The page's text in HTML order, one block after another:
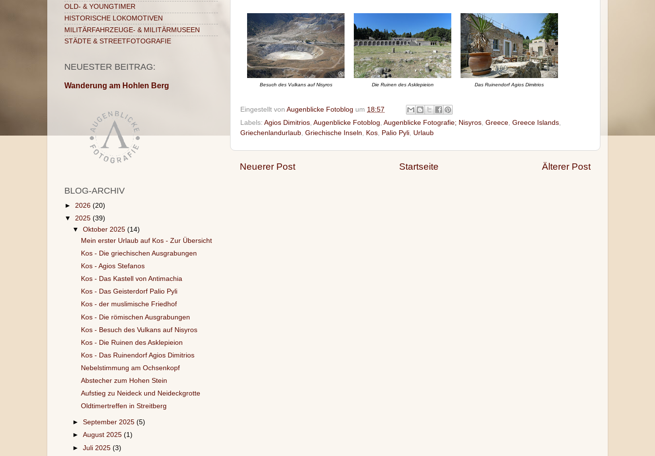
Besuch des Vulkans auf Nisyros Die Ruinen des Asklepieion Das Ruinendorf Agios Dimitrios
Eingestellt von Augenblicke Fotoblog um 18:57
Labels: Agios Dimitrios, Augenblicke Fotoblog, Augenblicke Fotografie; Nisyros, Greece, Greece Islands,
Griechenlandurlaub, Griechische Inseln, Kos, Palio Pyli, Urlaub
Neuerer Post Älterer Post
Startseite
OLD- & YOUNGTIMER
HISTORISCHE LOKOMOTIVEN
MILITÄRFAHRZEUGE- & MILITÄRMUSEEN
STÄDTE & STREETFOTOGRAFIE
NEUESTER BEITRAG:
Wanderung am Hohlen Berg
BLOG-ARCHIV
► 2026 (20)
▼ 2025 (39)
▼Oktober 2025(14)
Mein erster Urlaub auf Kos - Zur Übersicht
Kos - Die griechischen Ausgrabungen
Kos - Agios Stefanos
Kos - Das Kastell von Antimachia
Kos - Das Geisterdorf Palio Pyli
Kos - der muslimische Friedhof
Kos - Die römischen Ausgrabungen
Kos - Besuch des Vulkans auf Nisyros
Kos - Die Ruinen des Asklepieion
Kos - Das Ruinendorf Agios Dimitrios
Nebelstimmung am Ochsenkopf
Abstecher zum Hohen Stein
Aufstieg zu Neideck und Neideckgrotte
Oldtimertreffen in Streitberg
►September 2025(5)
►August 2025(1)
►Juli 2025(3)